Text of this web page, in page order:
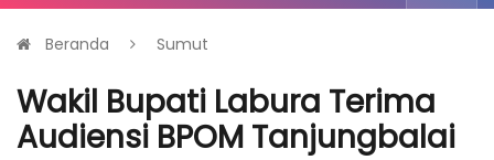
Beranda Sumut
Wakil Bupati Labura Terima
Audiensi BPOM Tanjungbalai